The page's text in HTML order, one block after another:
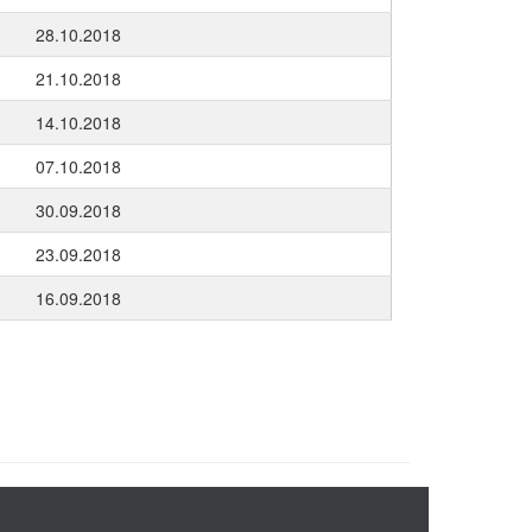
28.10.2018
21.10.2018
14.10.2018
07.10.2018
30.09.2018
23.09.2018
16.09.2018